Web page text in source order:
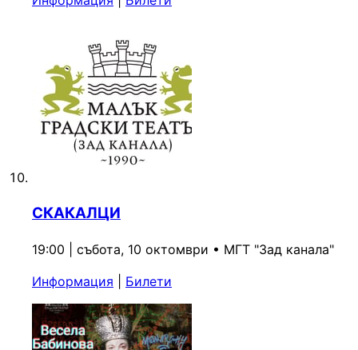
СКАКАЛЦИ
19:00 | събота, 10 октомври • МГТ "Зад канала"
Информация
Билети